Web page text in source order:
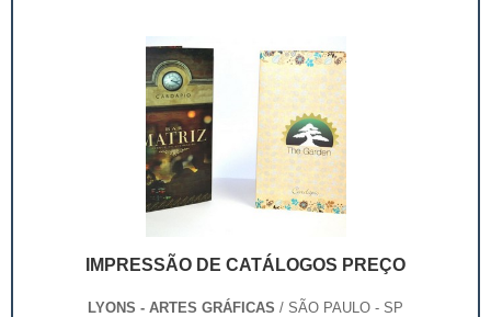
IMPRESSÃO DE CATÁLOGOS PREÇO
LYONS - ARTES GRÁFICAS / SÃO PAULO - SP